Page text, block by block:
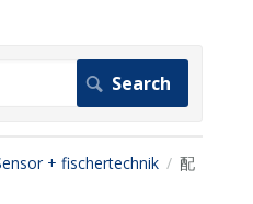
+ fischertechnik
配